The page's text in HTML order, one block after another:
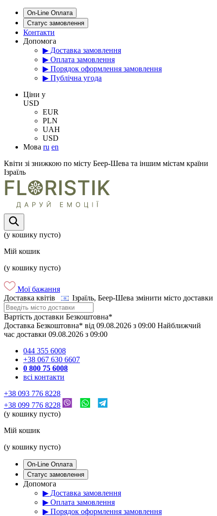
On-Line Оплата
Статус замовлення
Контакти
Допомога
▶ Доставка замовлення
▶ Оплата замовлення
▶ Порядок оформлення замовлення
▶ Публічна угода
Цiни у
USD
EUR
PLN
UAH
USD
Мова ru en
Квіти зі знижкою по місту Беер-Шева та іншим містам країни
Ізраїль
(у кошику пусто)
Мій кошик
(у кошику пусто)
Мої бажання
Доставка квітів
Ізраїль, Беер-Шева змінити місто доставки
Вартість доставки Безкоштовна*
Доставка Безкоштовна* від 09.08.2026 з 09:00 Найближчий
час доставки 09.08.2026 з 09:00
044 355 6008
+38 067 630 6607
0 800 75 6008
всі контакти
+38 093 776 8228
+38 099 776 8228
(у кошику пусто)
Мій кошик
(у кошику пусто)
On-Line Оплата
Статус замовлення
Допомога
▶ Доставка замовлення
▶ Оплата замовлення
▶ Порядок оформлення замовлення